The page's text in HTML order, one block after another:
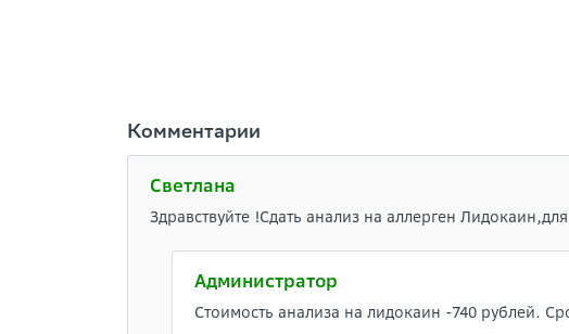
Комментарии
Светлана
Здравствуйте !Сдать анализ на аллерген
Администратор
Стоимость анализа на лидокаин -740 рублей.